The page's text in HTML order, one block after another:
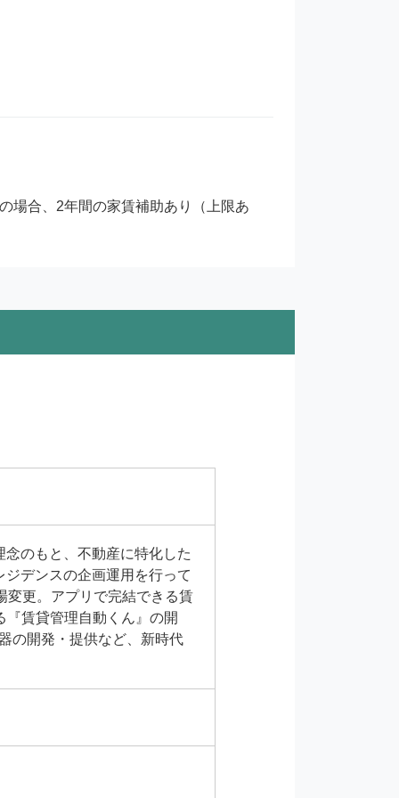
場合、2年間の家賃補助あり（上限あ
のもと、不動産に特化した
デンスの企画運用を行って
変更。アプリで完結できる賃
賃貸管理自動くん』の開
の開発・提供など、新時代